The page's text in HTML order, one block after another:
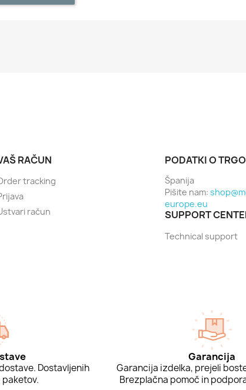
RAČUN
tracking
račun
PODATKI O
Španija
Pišite nam:
europe.eu
SUPPORT
Technical support
Dostavljenih
Garancija
Garancija izdelka, prejeli
Brezplačna pomoč in